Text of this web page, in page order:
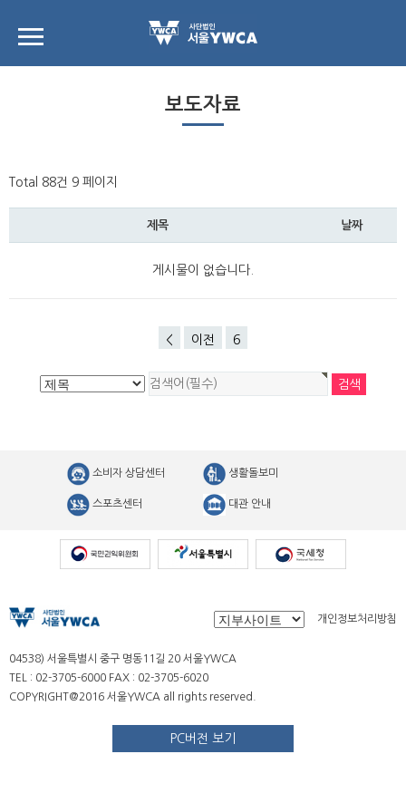
보도자료
Total 88건 9 페이지
제목 날짜
게시물이 없습니다.
< 이전 6
소비자 상담센터 생활돌보미
스포츠센터 대관 안내
개인정보처리방침
04538) 서울특별시 중구 명동11길 20 서울YWCA
TEL : 02-3705-6000 FAX : 02-3705-6020
COPYRIGHT@2016 서울YWCA all rights reserved.
PC버전 보기